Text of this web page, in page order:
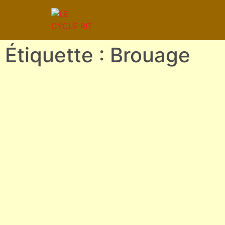
Étiquette : Brouage